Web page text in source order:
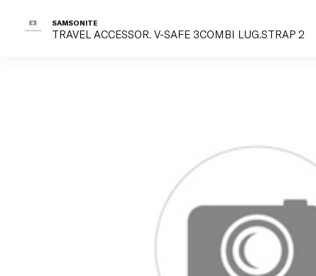
SAMSONITE
TRAVEL ACCESSOR. V-SAFE 3COMBI LUG.STRAP 2